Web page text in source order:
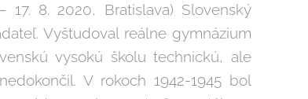
17. 8. 2020, Bratislava) Slovenský
Vyštudoval reálne gymnázium
vysokú školu technickú, ale
V rokoch 1942-1945 bol